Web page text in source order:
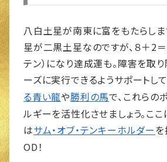
八白土星が南東に富をもたらしま
星が二黒土星なのですが、８＋2＝
テン）になり達成運も。障害を取
ーズに実行できるようサポートして
る青い龍や勝利の馬で、これらの
ルギーを活性化させましょう。こ
はサム・オブ・テンキーホルダー
OD！